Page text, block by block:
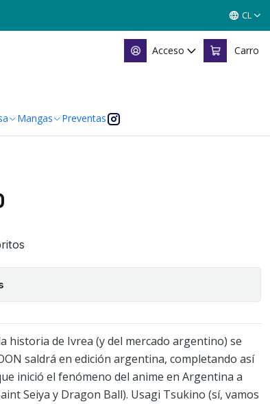
Acceso Carro
Mangas Preventas
CL
historia de Ivrea (y del mercado argentino) se
saldrá en edición argentina, completando así
inició el fenómeno del anime en Argentina a
Seiya y Dragon Ball). Usagi Tsukino (sí, vamos